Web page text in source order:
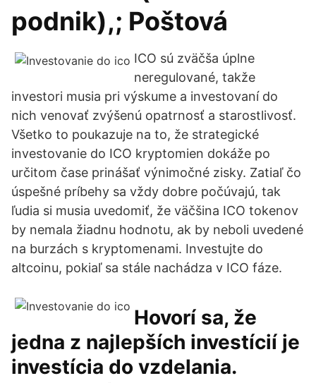
podnik),; Poštová
ICO sú zväčša úplne
neregulované, takže
investori musia pri výskume a investovaní do
nich venovať zvýšenú opatrnosť a starostlivosť.
Všetko to poukazuje na to, že strategické
investovanie do ICO kryptomien dokáže po
určitom čase prinášať výnimočné zisky. Zatiaľ čo
úspešné príbehy sa vždy dobre počúvajú, tak
ľudia si musia uvedomiť, že väčšina ICO tokenov
by nemala žiadnu hodnotu, ak by neboli uvedené
na burzách s kryptomenami. Investujte do
altcoinu, pokiaľ sa stále nachádza v ICO fáze.
Hovorí sa, že
jedna z najlepších investícií je
investícia do vzdelania.